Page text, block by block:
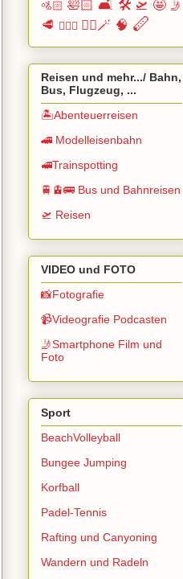
🚵🏻 🛀🏻 🛋️ 🛠️ 🛫 🤩 🤳
🥩 🧗🏻‍♀️ 🧙‍♂️🪄 🧠 🪈
Reisen und mehr.../ Bahn,
Bus, Flugzeug, ...
🏝️Abenteuerreisen
🚄 Modelleisenbahn
🚅Trainspotting
🚆🚊🚌 Bus und Bahnreisen
🛫 Reisen
VIDEO und FOTO
📸Fotografie
📹Videografie Podcasten
🤳Smartphone Film und
Foto
Sport
BeachVolleyball
Bungee Jumping
Korfball
Padel-Tennis
Rafting und Canyoning
Wandern und Radeln